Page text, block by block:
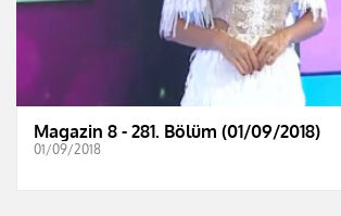
Magazin 8 - 281. Bölüm (01/09/2018)
01/09/2018